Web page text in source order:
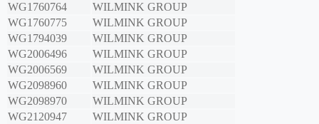
WG1760764
WILMINK GROUP
WG1760775
WILMINK GROUP
WG1794039
WILMINK GROUP
WG2006496
WILMINK GROUP
WG2006569
WILMINK GROUP
WG2098960
WILMINK GROUP
WG2098970
WILMINK GROUP
WG2120947
WILMINK GROUP